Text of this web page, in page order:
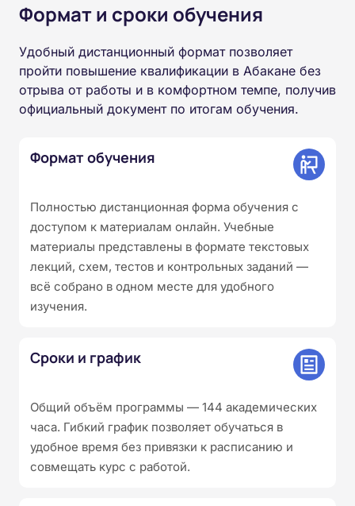
Формат и сроки обучения
Удобный дистанционный формат позволяет
пройти повышение квалификации в Абакане без
отрыва от работы и в комфортном темпе, получив
официальный документ по итогам обучения.
Формат обучения
Полностью дистанционная форма обучения с
доступом к материалам онлайн. Учебные
материалы представлены в формате текстовых
лекций, схем, тестов и контрольных заданий —
всё собрано в одном месте для удобного
изучения.
Сроки и график
Общий объём программы — 144 академических
часа. Гибкий график позволяет обучаться в
удобное время без привязки к расписанию и
совмещать курс с работой.